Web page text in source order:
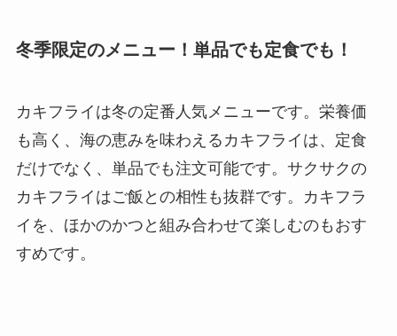
冬季限定のメニュー！単品でも定食でも！
カキフライは冬の定番人気メニューです。栄養価
も高く、海の恵みを味わえるカキフライは、定食
だけでなく、単品でも注文可能です。サクサクの
カキフライはご飯との相性も抜群です。カキフラ
イを、ほかのかつと組み合わせて楽しむのもおす
すめです。